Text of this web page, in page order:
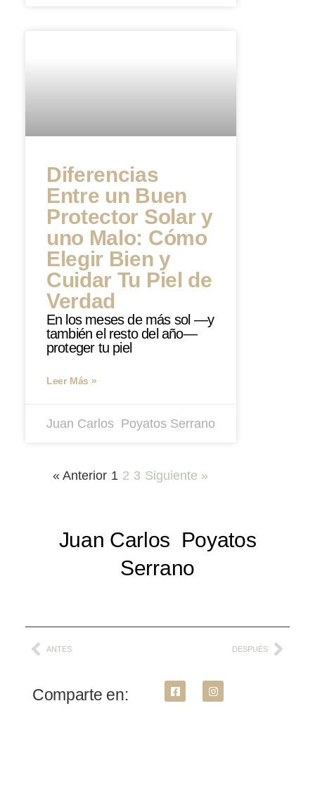
Diferencias
Entre un Buen
Protector Solar y
uno Malo: Cómo
Elegir Bien y
Cuidar Tu Piel de
Verdad
En los meses de más sol —y
también el resto del año—
proteger tu piel
Leer Más »
Juan Carlos ​ Poyatos Serrano
« Anterior 1 2 3 Siguiente »
Juan Carlos ​ Poyatos
Serrano
ANTES DESPUÉS
Comparte en: